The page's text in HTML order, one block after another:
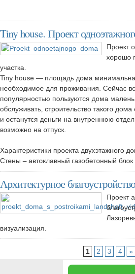
Tiny house. Проект
Проект
хорошо
участка.
Tiny house — площадь дома
необходимое для проживания. Сейчас
популярностью пользуются дома
обслуживать, строительство такого
и останутся деньги на внутреннюю
возможно на отпуск.
Характеристики проекта двухэтажного
Стены – автоклавный газобетонный
Архитектурное
Проект
визуализация.
1 2 3 4 »